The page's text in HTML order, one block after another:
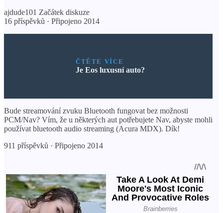
ajdude101 Začátek diskuze
16 příspěvků · Připojeno 2014
ČTĚTE VÍCE
Je Eos luxusní auto?
Bude streamování zvuku Bluetooth fungovat bez možnosti
PCM/Nav? Vím, že u některých aut potřebujete Nav, abyste mohli
používat bluetooth audio streaming (Acura MDX). Dík!
911 příspěvků · Připojeno 2014